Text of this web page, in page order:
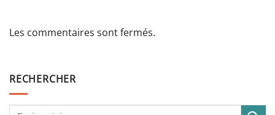
Les commentaires sont fermés.
RECHERCHER